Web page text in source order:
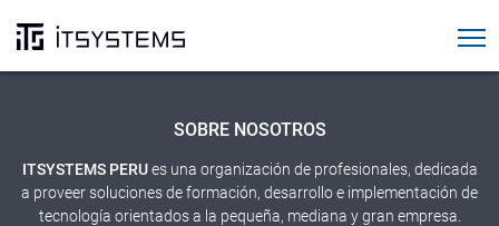
Cursos SAP
SOBRE NOSOTROS
ITSYSTEMS PERUes una organización de profesionales, dedicada
a proveer soluciones de formación, desarrollo e implementación de
tecnología orientados a la pequeña, mediana y gran empresa.